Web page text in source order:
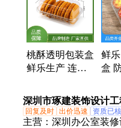
桃酥透明包装盒
鲜乐生产 连锁
鲜
盒
标
备
深圳市琢建装饰设计工
回复及时 出价迅速 资质已
主营： 深圳办公室装